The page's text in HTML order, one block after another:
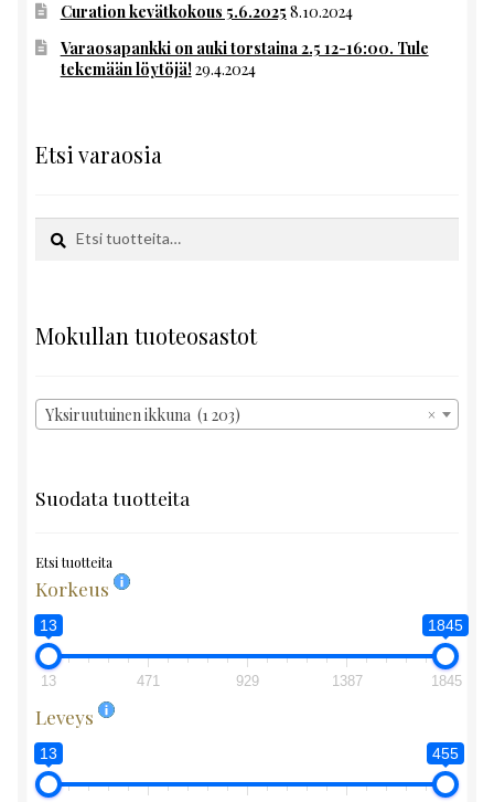
Curation kevätkokous 5.6.2025 8.10.2024
Varaosapankki on auki torstaina 2.5 12-16:00. Tule
tekemään löytöjä!29.4.2024
Etsi varaosia
Etsi:
Haku
Mokullan tuoteosastot
×
Yksiruutuinen ikkuna (1 203)
Suodata tuotteita
Etsi tuotteita
Korkeus
13 1845
13 471 929 1387 1845
Leveys
13 455